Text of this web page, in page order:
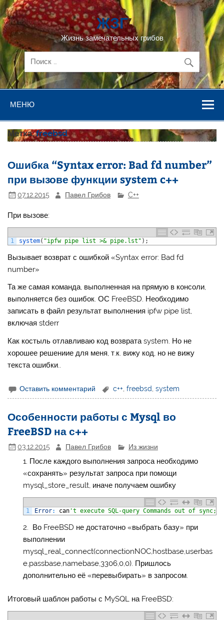
Перейти
к
содержимому
ЖЗГ
Жизнь замечательных грибов
МЕНЮ
Метка:freebsd
Ошибка “Syntax error: Bad fd number”
при вызове функции system c++
07.12.2015 Павел Грибов C++
При вызове:
1 system( "ipfw pipe list >& pipe.lst" ) ;
Вызывает возврат с ошибкой «Syntax error: Bad fd
number»
Та же самая команда, выполненная на прямую в консоли,
выполняется без ошибок. ОС FreeBSD. Необходимо
записать в файл результат выполнения ipfw pipe list,
включая stderr
Как костыль отлавливаю код возврата system. Но не
хорошее решениие для меня, т.к. вижу код, но не вижу
текста ошибки..
Оставить комментарий c++ ,freebsd ,system
Особенности работы с Mysql во
FreeBSD на с++
03.12.2015 Павел Грибов Из жизни
После каждого выполнения запроса необходимо
«сохранять» результат запроса при помощи
mysql_store_result, иначе получаем ошибку
1 Error: can't execute SQL-query Commands out of sync;
Во FreeBSD не достаточно «выбрать базу» при
выполнении
mysql_real_connect(connectionNOC,hostbase,userbas
e,passbase,namebase,3306,0,0). Пришлось
дополнительно её «перевыбирать» в запросом.
Итоговый шаблон работы с MySQL на FreeBSD: